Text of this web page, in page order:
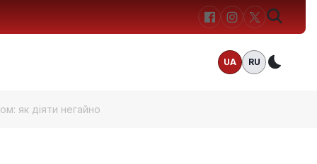
UA RU
як діяти негайно